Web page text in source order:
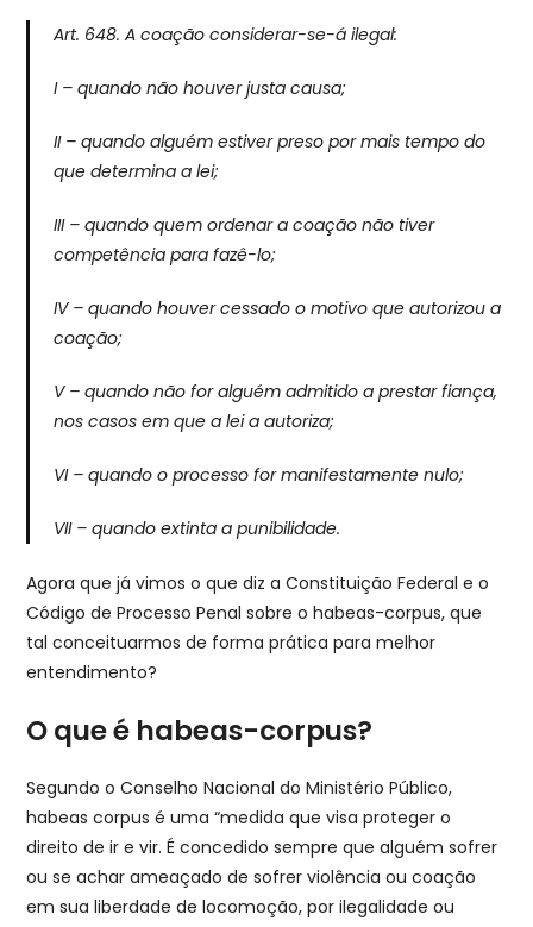
Art. 648. A coação considerar-se-á ilegal:
I – quando não houver justa causa;
II – quando alguém estiver preso por mais tempo do
que determina a lei;
III – quando quem ordenar a coação não tiver
competência para fazê-lo;
IV – quando houver cessado o motivo que autorizou a
coação;
V – quando não for alguém admitido a prestar fiança,
nos casos em que a lei a autoriza;
VI – quando o processo for manifestamente nulo;
VII – quando extinta a punibilidade.
Agora que já vimos o que diz a Constituição Federal e o
Código de Processo Penal sobre o habeas-corpus, que
tal conceituarmos de forma prática para melhor
entendimento?
O que é habeas-corpus?
Segundo o Conselho Nacional do Ministério Público,
habeas corpus é uma “medida que visa proteger o
direito de ir e vir. É concedido sempre que alguém sofrer
ou se achar ameaçado de sofrer violência ou coação
em sua liberdade de locomoção, por ilegalidade ou